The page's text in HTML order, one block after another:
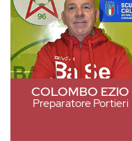
COLOMBO EZIO
Preparatore Portieri